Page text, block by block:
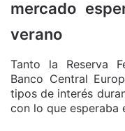
mercado
verano
Tanto la Reserva
Banco Central
tipos de interés
con lo que esperaba